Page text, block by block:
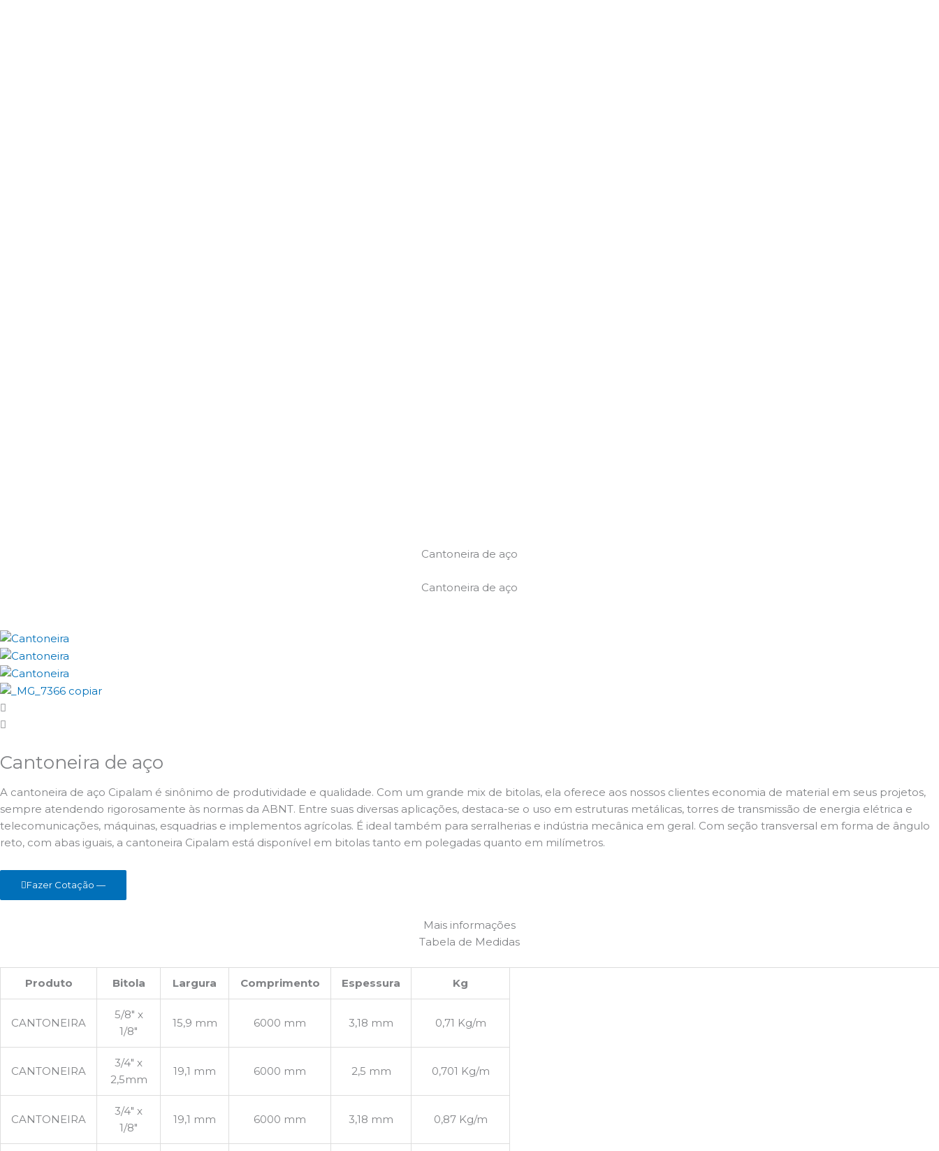
Cantoneira de aço
Cantoneira de aço
Cantoneira de aço
A cantoneira de aço Cipalam é sinônimo de produtividade e qualidade. Com um grande mix de bitolas, ela oferece aos nossos clientes economia de material em seus projetos,
sempre atendendo rigorosamente às normas da ABNT. Entre suas diversas aplicações, destaca-se o uso em estruturas metálicas, torres de transmissão de energia elétrica e
telecomunicações, máquinas, esquadrias e implementos agrícolas. É ideal também para serralherias e indústria mecânica em geral. Com seção transversal em forma de ângulo
reto, com abas iguais, a cantoneira Cipalam está disponível em bitolas tanto em polegadas quanto em milímetros.
Fazer Cotação —
Mais informações
Tabela de Medidas
Produto Bitola Largura Comprimento Espessura Kg
CANTONEIRA
5/8″ x
1/8″
15,9 mm 6000 mm 3,18 mm 0,71 Kg/m
CANTONEIRA
3/4″ x
2,5mm
19,1 mm 6000 mm 2,5 mm 0,701 Kg/m
CANTONEIRA
3/4″ x
1/8″
19,1 mm 6000 mm 3,18 mm 0,87 Kg/m